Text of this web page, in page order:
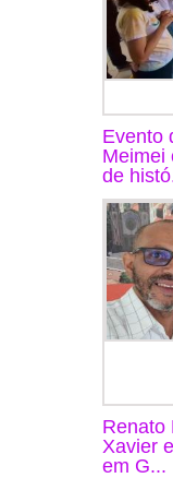
Evento
Meimei
de
Renato
Xavier
em G...